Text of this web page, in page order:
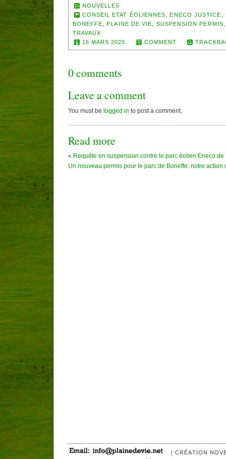
NOUVELLES
CONSEIL ETAT ÉOLIENNES
,ENECO JUSTICE
BONEFFE ,PLAINE DE VIE SUSPENSION PERMIS
TRAVAUX
16 MARS 2020
COMMENT
0 comments
Leave a comment
You must be logged in to post a comment.
Read more
« Requête en suspension contre le parc éolien Eneco de
Un nouveau permis pour le parc de Boneffe: notre action
| CRÉATION